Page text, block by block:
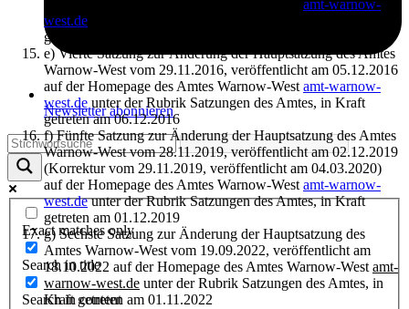
Newsletter abonnieren
Exact matches only
Search in title
Search in content
amt-warnow-
west.de
getreten am 11.02.2015
e) Vierte Satzung zur Änderung der Hauptsatzung des Amtes
Warnow-West vom 29.11.2016, veröffentlicht am 05.12.2016
auf der Homepage des Amtes Warnow-West amt-warnow-
west.de unter der Rubrik Satzungen des Amtes, in Kraft
getreten am 06.12.2016
f) Fünfte Satzung zur Änderung der Hauptsatzung des Amtes
Warnow-West vom 28.11.2019, veröffentlicht am 02.12.2019
(Korrektur vom 29.11.2019, veröffentlicht am 04.03.2020)
auf der Homepage des Amtes Warnow-West amt-warnow-
west.deunter der Rubrik Satzungen des Amtes, in Kraft
getreten am 01.12.2019
g) Sechste Satzung zur Änderung der Hauptsatzung des
Amtes Warnow-West vom 19.09.2022, veröffentlicht am
18.10.2022 auf der Homepage des Amtes Warnow-West amt-
warnow-west.de unter der Rubrik Satzungen des Amtes, in
Kraft getreten am 01.11.2022